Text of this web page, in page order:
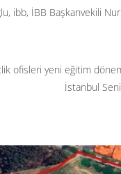
, ibb, İBB Başkanvekili
ofisleri yeni eğitim
İstanbul